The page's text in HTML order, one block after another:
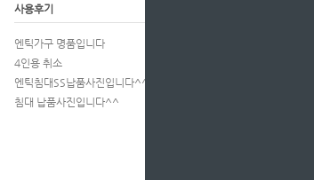
사용후기
엔틱가구 명품입니다
4인용 취소
엔틱침대SS납품사진입니다^^
침대 납품사진입니다^^